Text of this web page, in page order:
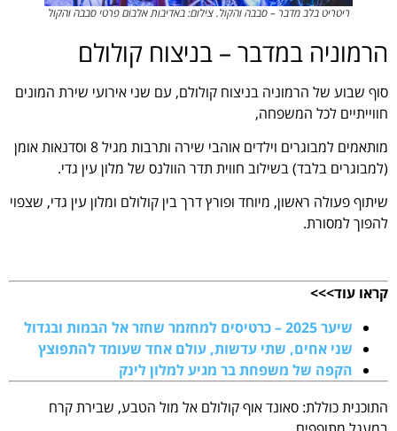
ריטריט בלב מדבר – סבבה והקול. צילום: באדיבות אלבום פרטי סבבה והקול
הרמוניה במדבר – בניצוח קולולם
סוף שבוע של הרמוניה בניצוח קולולם, עם שני אירועי שירת המונים
חווייתיים לכל המשפחה,
מותאמים למבוגרים וילדים אוהבי שירה ותרבות מגיל 8 וסדנאות אומן
(למבוגרים בלבד) בשילוב חווית תדר הוולנס של מלון עין גדי.
שיתוף פעולה ראשון, מיוחד ופורץ דרך בין קולולם ומלון עין גדי, שצפוי
להפוך למסורת.
קראו עוד>>>
שיער 2025 – כרטיסים למחזמר שחזר אל הבמות ובגדול
שני אחים, שתי עדשות, עולם אחד שעומד להתפוצץ
הקפה של משפחת בר מגיע למלון לינק
התוכנית כוללת: סאונד אוף קולולם אל מול הטבע, שבירת קרח